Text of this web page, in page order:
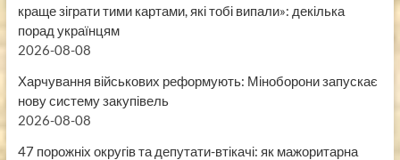
краще зіграти тими картами, які тобі випали»: декілька
порад українцям
2026-08-08
Харчування військових реформують: Міноборони запускає
нову систему закупівель
2026-08-08
47 порожніх округів та депутати-втікачі: як мажоритарна